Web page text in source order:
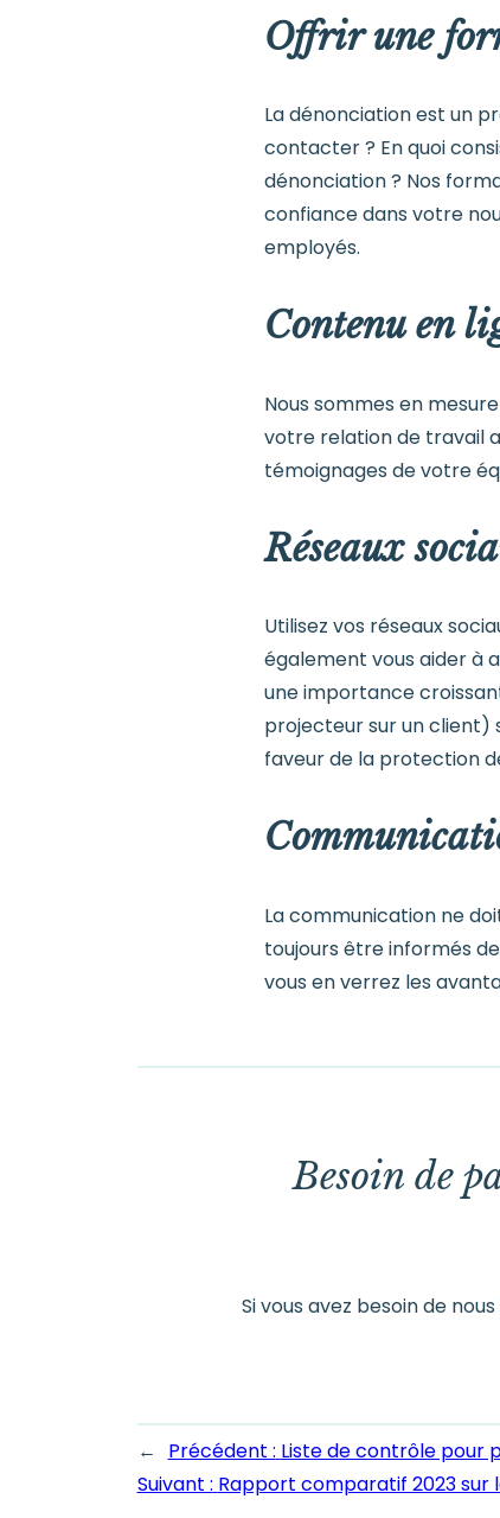
Offrir une
La dénonciation est un
contacter ? En quoi
dénonciation ? Nos
confiance dans votre
employés.
Contenu en
Nous sommes en
votre relation de travail
témoignages de votre
Réseaux
Utilisez vos réseaux
également vous aider à
une importance
projecteur sur un client)
faveur de la protection
La communication ne
toujours être informés
vous en verrez les
Besoin de
Si vous avez besoin de
← Précédent : Liste de contrôle pour
Suivant : Rapport comparatif 2023 sur